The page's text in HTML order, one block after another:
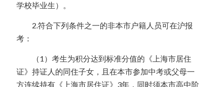
学校毕业生）。
2.符合下列条件之一的非本市户籍人员可在沪报
考：
（1）考生为积分达到标准分值的《上海市居住
证》持证人的同住子女，且在本市参加中考或父母一
方连续持有《上海市居住证》3年，同时须本市高中阶